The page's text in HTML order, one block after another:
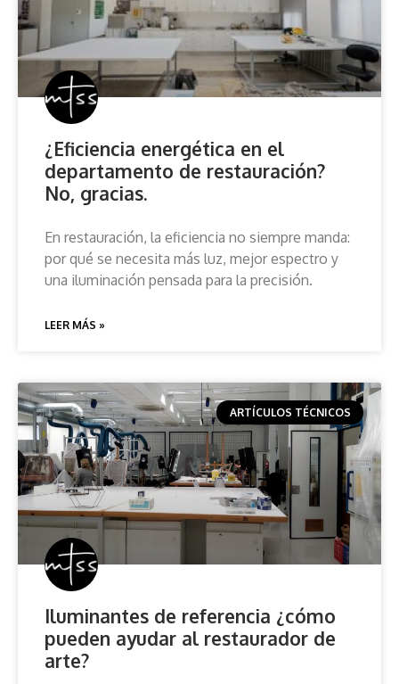
¿Eficiencia energética en el
departamento de restauración?
No, gracias.
En restauración, la eficiencia no siempre manda:
por qué se necesita más luz, mejor espectro y
una iluminación pensada para la precisión.
LEER MÁS »
ARTÍCULOS TÉCNICOS
Iluminantes de referencia ¿cómo
pueden ayudar al restaurador de
arte?